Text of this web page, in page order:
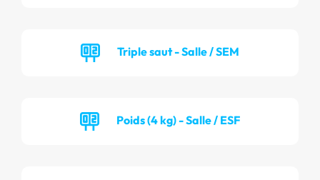
Triple saut - Salle / SEM
Poids (4 kg) - Salle / ESF